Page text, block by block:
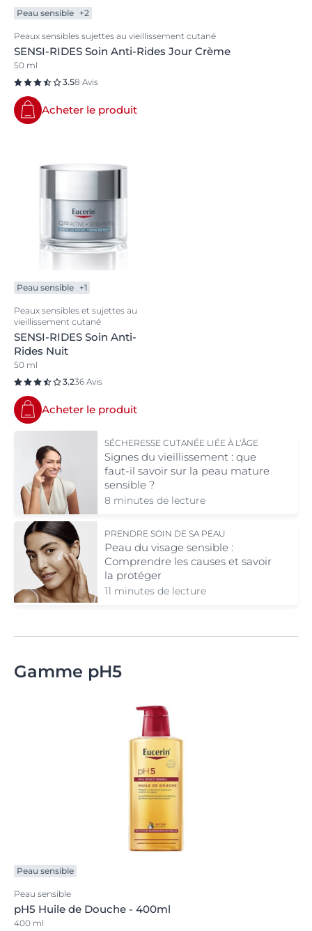
Peau sensible +2
Peaux sensibles sujettes au vieillissement cutané
SENSI-RIDES Soin Anti-Rides Jour Crème
50 ml
3.58 Avis
Acheter le produit
Peau sensible +1
Peaux sensibles et sujettes au
vieillissement cutané
SENSI-RIDES Soin Anti-
Rides Nuit
50 ml
3.236 Avis
Acheter le produit
SÉCHERESSE CUTANÉE LIÉE À L’ÂGE
Signes du vieillissement : que
faut-il savoir sur la peau mature
sensible ?
8 minutes de lecture
PRENDRE SOIN DE SA PEAU
Peau du visage sensible :
Comprendre les causes et savoir
la protéger
11 minutes de lecture
Gamme pH5
Peau sensible
Peau sensible
pH5 Huile de Douche - 400ml
400 ml